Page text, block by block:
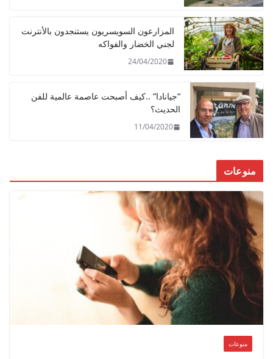
المزارعون السويسريون يستنجدون بالأنترنت
لجني الخضار والفواكه
24/04/2020
“جيانادا” ..كيف أصبحت عاصمة عالمية للفن
الحديث؟
11/04/2020
منوعات
منوعات